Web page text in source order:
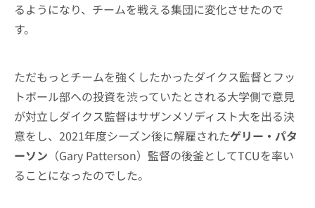
るようになり、チームを戦える集団に変化させたので
す。
ただもっとチームを強くしたかったダイクス監督とフッ
トボール部への投資を渋っていたとされる大学側で意見
が対立しダイクス監督はサザンメソディスト大を出る決
意をし、2021年度シーズン後に解雇されたゲリー・パタ
ーソン （Gary Patterson）監督の後釜としてTCUを率い
ることになったのでした。